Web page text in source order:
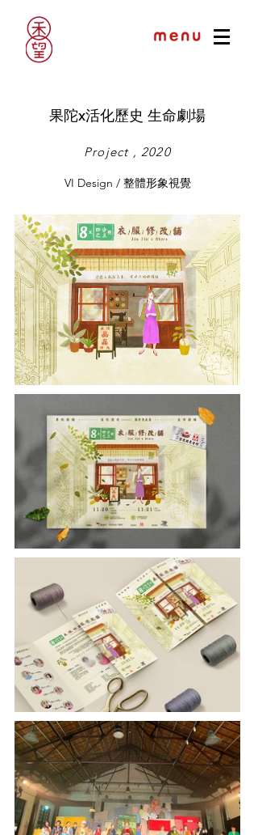
果陀x活化歷史 生命劇場
Project , 2020
VI Design / 整體形象視覺